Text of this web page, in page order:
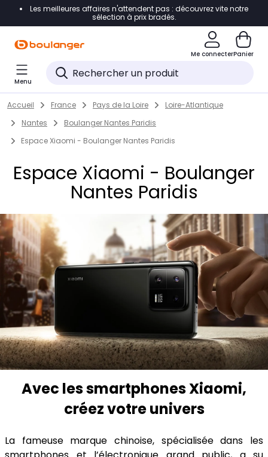
Accéder directement à la navigation
Accéder directement au pied de page
Accéder directement au chatbot
Les meilleures affaires n'attendent pas : découvrez vite notre
sélection à prix bradés.
Me connecterPanier
Menu
Skip to content
Return to Nav
Accueil France Pays de la Loire
Loire-Atlantique
Nantes
Boulanger Nantes Paridis
Espace Xiaomi - Boulanger Nantes Paridis
Espace Xiaomi - Boulanger
Nantes Paridis
Avec les smartphones Xiaomi,
créez votre univers
La fameuse marque chinoise, spécialisée dans les